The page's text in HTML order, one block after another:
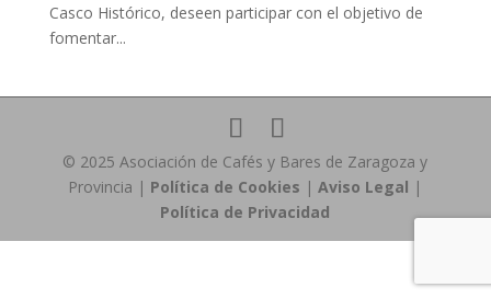
Casco Histórico, deseen participar con el objetivo de
fomentar...
© 2025 Asociación de Cafés y Bares de Zaragoza y
Provincia | Política de Cookies |Aviso Legal |
Política de Privacidad